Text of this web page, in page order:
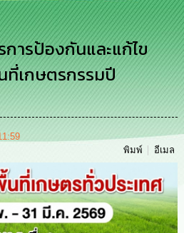
ารป้องกันและแก้ไข
ที่เกษตรกรรมปี
พิมพ์
อีเมล